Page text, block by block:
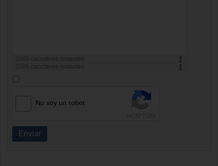
caracteres restantes
caracteres restantes
No soy un robot
Enviar